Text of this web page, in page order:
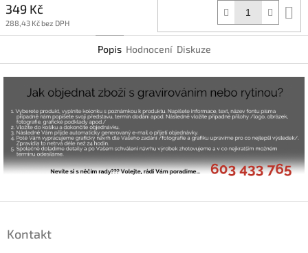
349 Kč
288,43 Kč bez DPH
Popis Hodnocení Diskuze
Kontakt